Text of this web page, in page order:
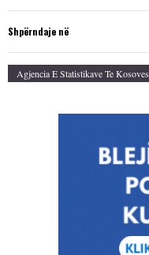
Shpërndaje në
Agjencia E Statistikave Te Kosoves